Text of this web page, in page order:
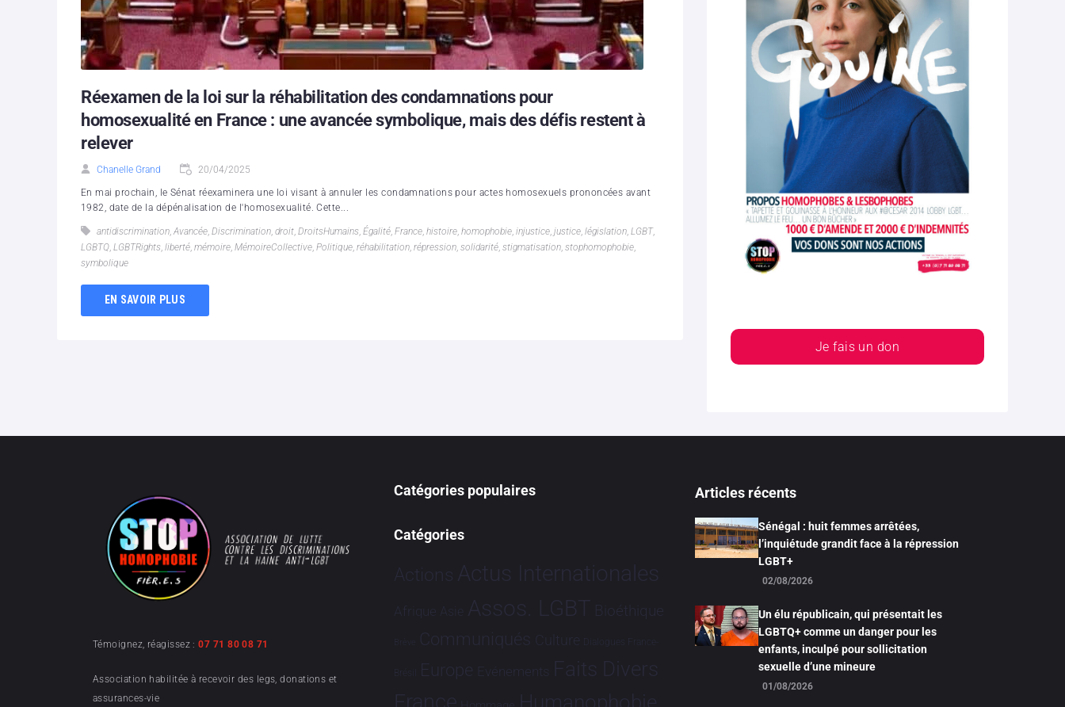
Réexamen de la loi sur la réhabilitation des condamnations pour
homosexualité en France : une avancée symbolique, mais des défis restent à
relever
Chanelle Grand 20/04/2025
En mai prochain, le Sénat réexaminera une loi visant à annuler les condamnations pour actes homosexuels prononcées avant
1982, date de la dépénalisation de l'homosexualité. Cette...
antidiscrimination, Avancée, Discrimination, droit, DroitsHumains, Égalité, France, histoire, homophobie, injustice, justice, législation, LGBT,
LGBTQ, LGBTRights, liberté, mémoire, MémoireCollective, Politique, réhabilitation, répression, solidarité, stigmatisation, stophomophobie,
symbolique
EN SAVOIR PLUS
Je fais un don
Témoignez, réagissez :07 71 80 08 71
Association habilitée à recevoir des legs, donations et
assurances-vie
Catégories populaires
Catégories
Actions Actus Internationales
Afrique Asie Assos. LGBT Bioéthique
Brève Communiqués Culture Dialogues France-
Brésil Europe Evénements Faits Divers
Humanophobie
Articles récents
Sénégal : huit femmes arrêtées,
l’inquiétude grandit face à la répression
LGBT+
02/08/2026
Un élu républicain, qui présentait les
LGBTQ+ comme un danger pour les
enfants, inculpé pour sollicitation
sexuelle d’une mineure
01/08/2026